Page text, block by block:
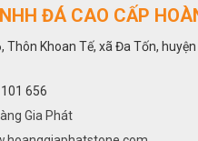
hòa phong thủy cho phòng
thể tác động đến âm dương ngũ
nhà. Được hình thành hoàn toàn
không gian thoáng đãng, mở
lượng tích cực, an nhiên cho
ĐÁ CAO CẤP
Thôn Khoan Tế, xã Đa Tốn, huyện
656
Gia Phát